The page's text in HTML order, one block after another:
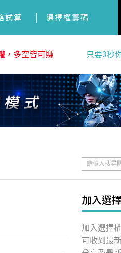
試算 選擇權籌碼
，多空皆可賺 只要3秒
加入選
加入選擇
可收到最